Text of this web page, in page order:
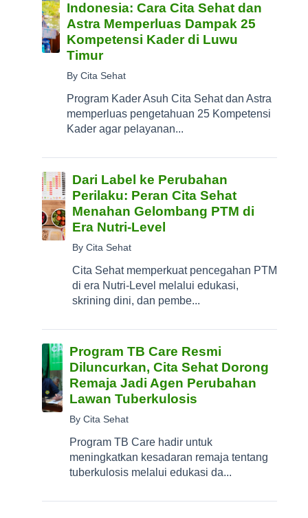
Indonesia: Cara Cita Sehat dan
Astra Memperluas Dampak 25
Kompetensi Kader di Luwu
Timur
By Cita Sehat
Program Kader Asuh Cita Sehat dan Astra
memperluas pengetahuan 25 Kompetensi
Kader agar pelayanan...
Dari Label ke Perubahan
Perilaku: Peran Cita Sehat
Menahan Gelombang PTM di
Era Nutri-Level
By Cita Sehat
Cita Sehat memperkuat pencegahan PTM
di era Nutri-Level melalui edukasi,
skrining dini, dan pembe...
Program TB Care Resmi
Diluncurkan, Cita Sehat Dorong
Remaja Jadi Agen Perubahan
Lawan Tuberkulosis
By Cita Sehat
Program TB Care hadir untuk
meningkatkan kesadaran remaja tentang
tuberkulosis melalui edukasi da...